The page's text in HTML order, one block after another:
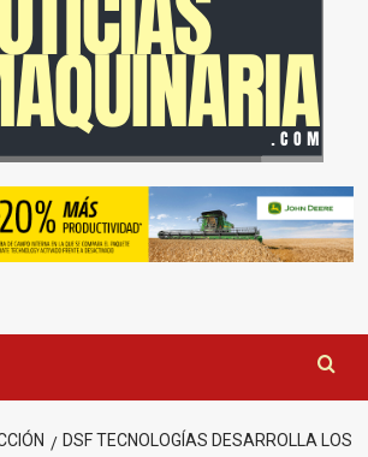
DSF TECNOLOGÍAS DESARROLLA LOS